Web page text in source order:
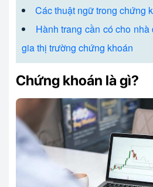
Các thuật ngữ trong chứng
Hành trang cần có cho
gia thị trường chứng khoán
Chứng khoán là gì?